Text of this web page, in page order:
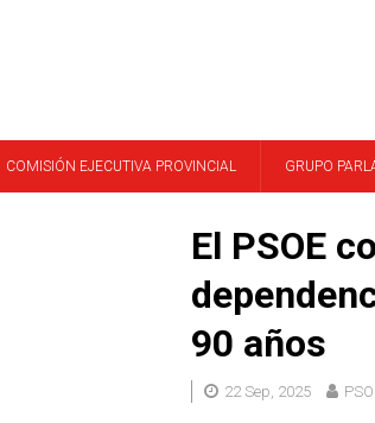
COMISIÓN EJECUTIVA PROVINCIAL GRUPO
El PSOE
90 años
22 Sep, 2025